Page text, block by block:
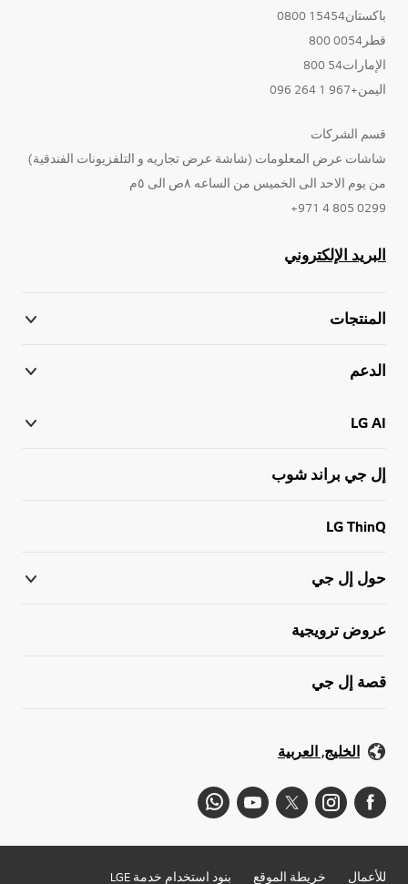
باكستان15454 0800
قطر0054 800
الإمارات54 800
اليمن+967 1 264 096
قسم الشركات
شاشات عرض المعلومات (شاشة عرض تجاريه و التلفزيونات الفندقية)
من يوم الاحد الى الخميس من الساعه ٨ص الى ٥م
0299 805 4 971+
البريد الإلكتروني
المنتجات
الدعم
LG AI
إل جي براند شوب
LG ThinQ
حول إل جي
عروض ترويجية
قصة إل جي
الخليج, العربية
للأعمال خريطة الموقع بنود استخدام خدمة LGE